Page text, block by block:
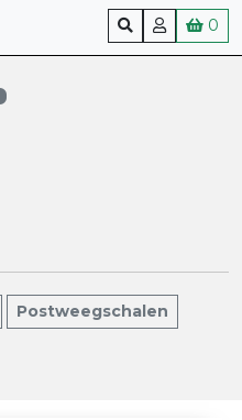
0
Postweegschalen